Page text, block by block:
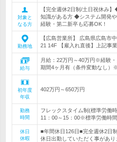
対象と
なる方
【完全週休2日制/土日祝休み
知識がある方 ◆システム開発
経験・第二新卒も応募OK！
勤務地
【広島営業所】 広島県広島市
21 14F 【雇入れ直後】上記事
給与
月給：22万円～40万円※経験
期間4ヶ月有（条件変動なし）
初年度
年収
402万円～650万円
勤務
時間
フレックスタイム制(標準労働
11：00～15：00※標準労働時
休日
休暇
■年間休日126日■完全週休2日
休日出勤していただく事があり